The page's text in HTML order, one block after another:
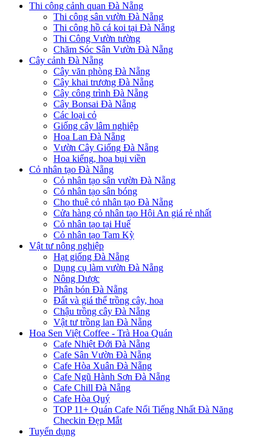
Thi công cảnh quan Đà Nẵng
Thi công sân vườn Đà Nẵng
Thi công hồ cá koi tại Đà Nẵng
Thi Công Vườn tường
Chăm Sóc Sân Vườn Đà Nẵng
Cây cảnh Đà Nẵng
Cây văn phòng Đà Nẵng
Cây khai trương Đà Nẵng
Cây công trình Đà Nẵng
Cây Bonsai Đà Nẵng
Các loại cỏ
Giống cây lâm nghiệp
Hoa Lan Đà Nẵng
Vườn Cây Giống Đà Nẵng
Hoa kiểng, hoa bụi viền
Cỏ nhân tạo Đà Nẵng
Cỏ nhân tạo sân vườn Đà Nẵng
Cỏ nhân tạo sân bóng
Cho thuê cỏ nhân tạo Đà Nẵng
Cửa hàng cỏ nhân tạo Hội An giá rẻ nhất
Cỏ nhân tạo tại Huế
Cỏ nhân tạo Tam Kỳ
Vật tư nông nghiệp
Hạt giống Đà Nẵng
Dụng cụ làm vườn Đà Nẵng
Nông Dược
Phân bón Đà Nẵng
Đất và giá thể trồng cây, hoa
Chậu trồng cây Đà Nẵng
Vật tư trồng lan Đà Nẵng
Hoa Sen Việt Coffee - Trà Hoa Quán
Cafe Nhiệt Đới Đà Nẵng
Cafe Sân Vườn Đà Nẵng
Cafe Hòa Xuân Đà Nẵng
Cafe Ngũ Hành Sơn Đà Nẵng
Cafe Chill Đà Nẵng
Cafe Hòa Quý
TOP 11+ Quán Cafe Nổi Tiếng Nhất Đà Năng
Checkin Đẹp Mắt
Tuyển dụng